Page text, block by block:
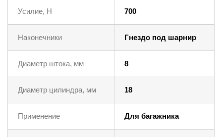
Усилие, Н 700
Наконечники Гнездо под шарнир
Диаметр штока, мм 8
Диаметр цилиндра, мм 18
Применение Для багажника